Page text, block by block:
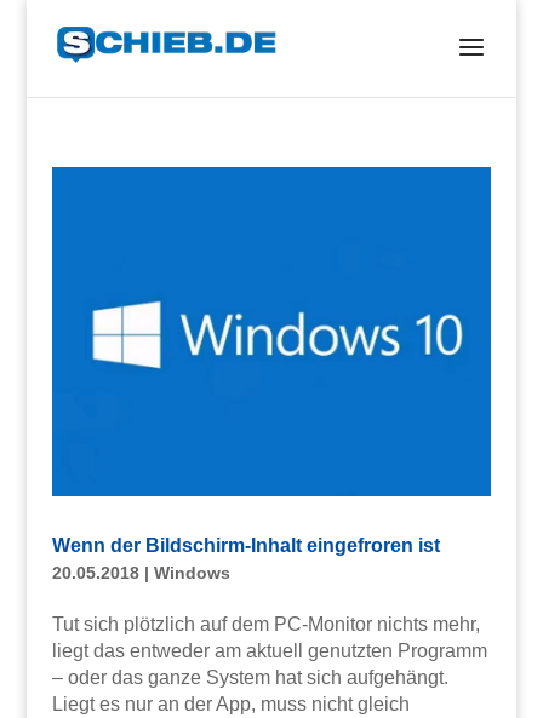
Wenn der Bildschirm-Inhalt eingefroren ist
20.05.2018| Windows
Tut sich plötzlich auf dem PC-Monitor nichts mehr,
liegt das entweder am aktuell genutzten Programm
– oder das ganze System hat sich aufgehängt.
Liegt es nur an der App, muss nicht gleich